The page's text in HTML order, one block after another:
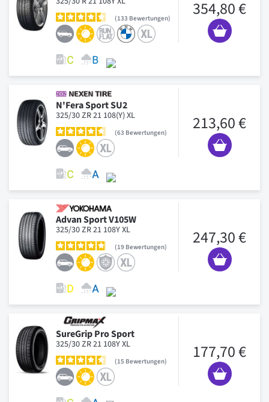
133 Bewertungen 354,80 €
N'Fera Sport SU2
325/30 ZR 21 108(Y) XL
63 Bewertungen 213,60 €
Advan Sport V105W
325/30 ZR 21 108Y XL
19 Bewertungen 247,30 €
SureGrip Pro Sport
325/30 ZR 21 108Y XL
15 Bewertungen 177,70 €